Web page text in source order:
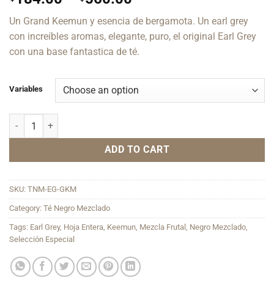
range:
$184.00
through
$560.00
Un Grand Keemun y esencia de bergamota. Un earl grey
con increíbles aromas, elegante, puro, el original Earl Grey
con una base fantastica de té.
Variables
Earl Grey Grand Keemun quantity
ADD TO CART
SKU: TNM-EG-GKM
Category: Té Negro Mezclado
Tags: Earl Grey, Hoja Entera, Keemun, Mezcla Frutal , Negro Mezclado,
Selección Especial